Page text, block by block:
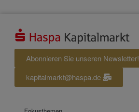
Abonnieren Sie unseren Newsletter!
kapitalmarkt@haspa.de